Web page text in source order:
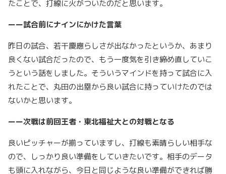
たことで、打線に火がついたのだと思います。
ーー試合前にナインにかけた言葉
昨日の試合、若干慶應らしさが出なかったというか、あまり
良くない試合だったので、もう一度気を引き締め直していこ
うという話をしました。そういうマインドを持って試合に入
れたことで、丸田の出塁から良い試合に持っていけたのでは
ないかと思います。
ーー次戦は前回王者・東北福祉大との対戦となる
良いピッチャーが揃っていますし、打線も素晴らしい相手な
ので、しっかり良い準備をしていきたいです。相手のデータ
も頭に入れながら、今日と同じような良い準備ができれば勝